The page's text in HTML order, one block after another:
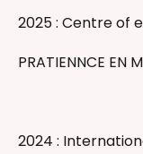
2025 : Centre of
PRATIENNCE EN
2024 :